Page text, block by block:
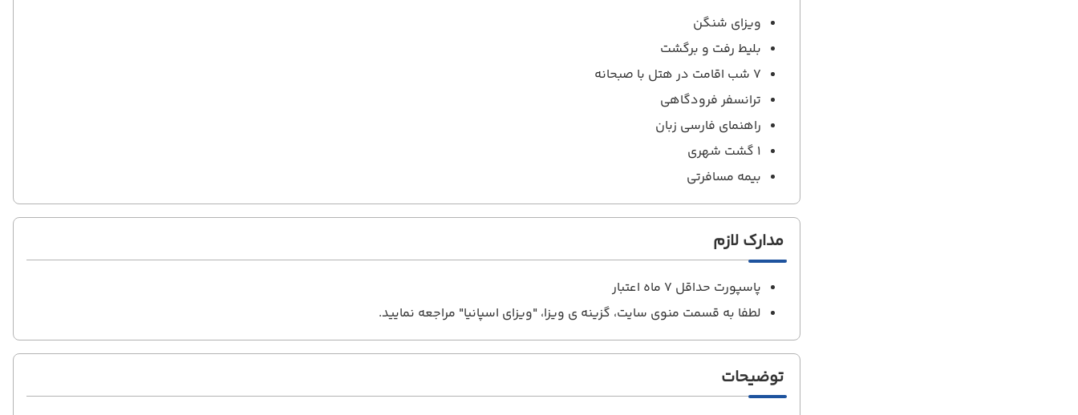
ویزای شنگن
بلیط رفت و برگشت
7 شب اقامت در هتل با صبحانه
ترانسفر فرودگاهی
راهنمای فارسی زبان
1 گشت شهری
بیمه مسافرتی
مدارک لازم
پاسپورت حداقل 7 ماه اعتبار
لطفا به قسمت منوی سایت، گزینه ی ویزا، "ویزای اسپانیا" مراجعه نمایید.
توضیحات